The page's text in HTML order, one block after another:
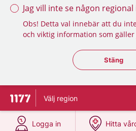
Jag vill inte se någon
Obs! Detta val innebär att du
och viktig information som
Stäng
Stäng
Till startsidan för 1177
Välj region
Logga in
på 1177.se
Hitta
på